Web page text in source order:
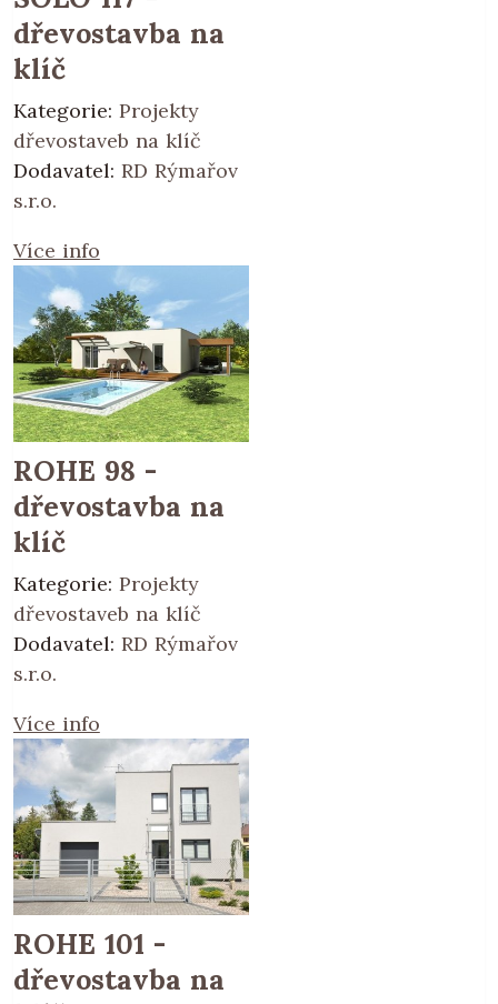
dřevostavba na
klíč
Kategorie: Projekty
dřevostaveb na klíč
Dodavatel: RD Rýmařov
s.r.o.
Více info
ROHE 98 -
dřevostavba na
klíč
Kategorie: Projekty
dřevostaveb na klíč
Dodavatel: RD Rýmařov
s.r.o.
Více info
ROHE 101 -
dřevostavba na